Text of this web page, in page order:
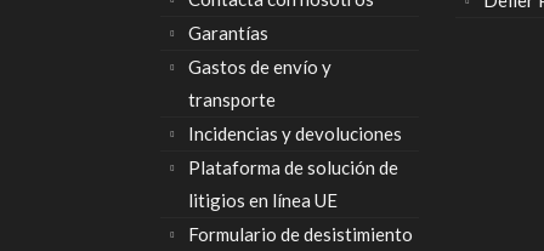
Garantías
Gastos de envío y
transporte
Incidencias y devoluciones
Plataforma de solución de
litigios en línea UE
Formulario de desistimiento